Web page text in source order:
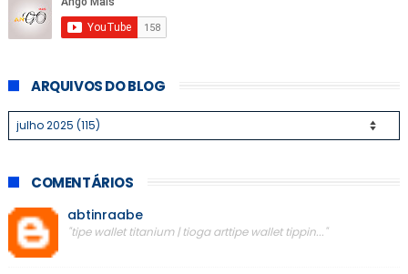
ARQUIVOS DO BLOG
COMENTÁRIOS
abtinraabe
"tipe wallet titanium | tioga arttipe wallet tippin..."